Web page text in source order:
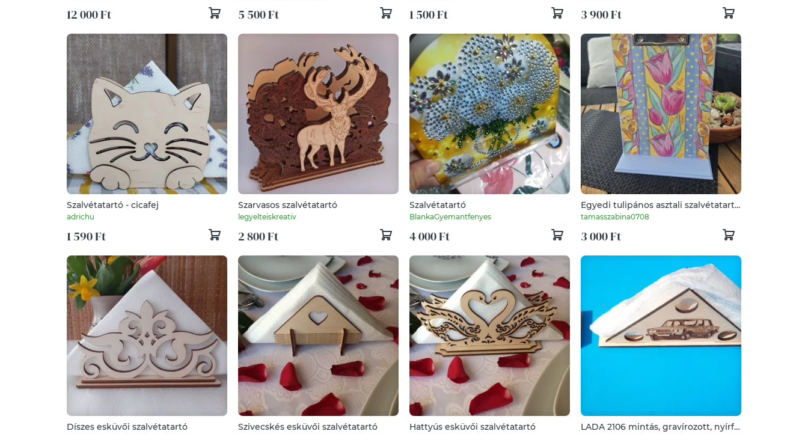
12 000 Ft 5 500 Ft 1 500 Ft 3 900 Ft
Szalvétatartó - cicafej
adrichu
1 590 Ft
Szarvasos szalvétatartó
legyelteiskreativ
2 800 Ft
Szalvétatartó
BlankaGyemantfenyes
4 000 Ft
Egyedi tulipános asztali szalvétatartó
– Vigyél vidám hangulatot az ír
tamasszabina0708
3 000 Ft
Díszes esküvői szalvétatartó Szivecskés esküvői szalvétatartó Hattyús esküvői szalvétatartó
LADA 2106 mintás, gravírozott, nyírfa